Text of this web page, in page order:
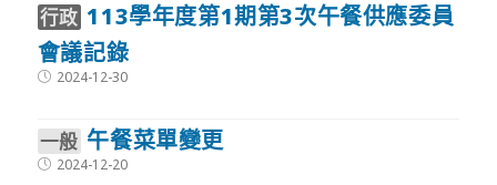
行政 113學年度第1期第3次午餐供應委員
會議記錄
Post2024-12-30
⼀般 午餐菜單變更
Post2024-12-20